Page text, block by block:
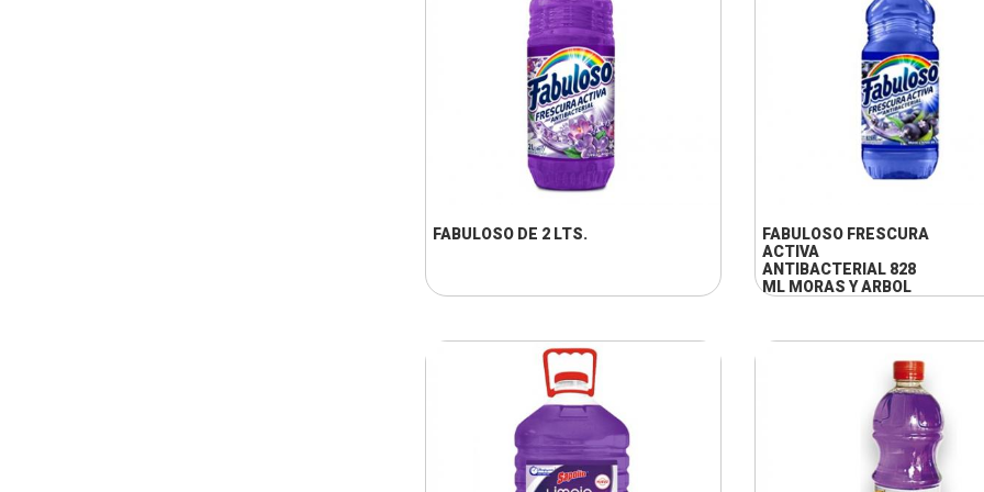
+ INFO
FABULOSO DE 2 LTS.
+ INFO
FABULOSO FRESCURA
ACTIVA
ANTIBACTERIAL 828
ML MORAS Y ARBOL